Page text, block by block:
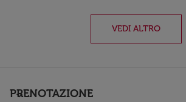
VEDI ALTRO
PRENOTAZIONE
keyboard_arrow_down